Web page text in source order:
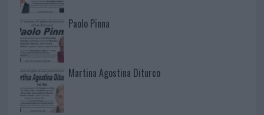
Paolo Pinna
Martina Agostina Diturco